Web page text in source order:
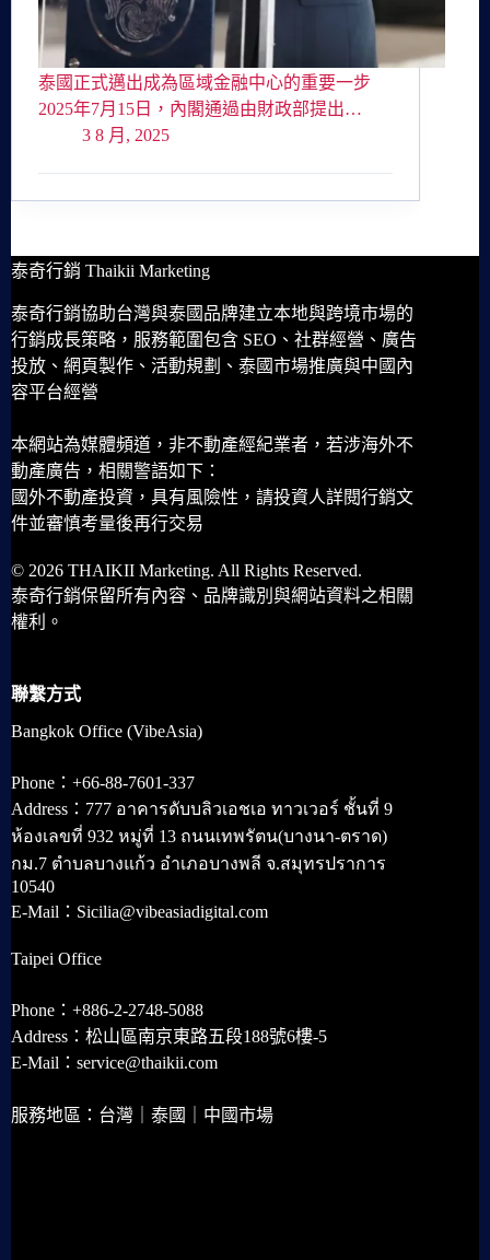
泰國正式邁出成為區域金融中心的重要一步
2025年7月15日，內閣通過由財政部提出…
3 8 月, 2025
泰奇行銷 Thaikii Marketing
泰奇行銷協助台灣與泰國品牌建立本地與跨境市場的
行銷成長策略，服務範圍包含 SEO、社群經營、廣告
投放、網頁製作、活動規劃、泰國市場推廣與中國內
容平台經營
本網站為媒體頻道，非不動產經紀業者，若涉海外不
動產廣告，相關警語如下：
國外不動產投資，具有風險性，請投資人詳閱行銷文
件並審慎考量後再行交易
© 2026 THAIKII Marketing. All Rights Reserved.
泰奇行銷保留所有內容、品牌識別與網站資料之相關
權利。
聯繫方式
Bangkok Office (VibeAsia)
Phone：+66-88-7601-337
Address：777 อาคารดับบลิวเอชเอ ทาวเวอร์ ชั้นที่ 9
ห้องเลขที่ 932 หมู่ที่ 13 ถนนเทพรัตน(บางนา-ตราด)
กม.7 ตำบลบางแก้ว อำเภอบางพลี จ.สมุทรปราการ
10540
E-Mail：Sicilia@vibeasiadigital.com
Taipei Office
Phone：+886-2-2748-5088
Address：松山區南京東路五段188號6樓-5
E-Mail：service@thaikii.com
服務地區：台灣｜泰國｜中國市場